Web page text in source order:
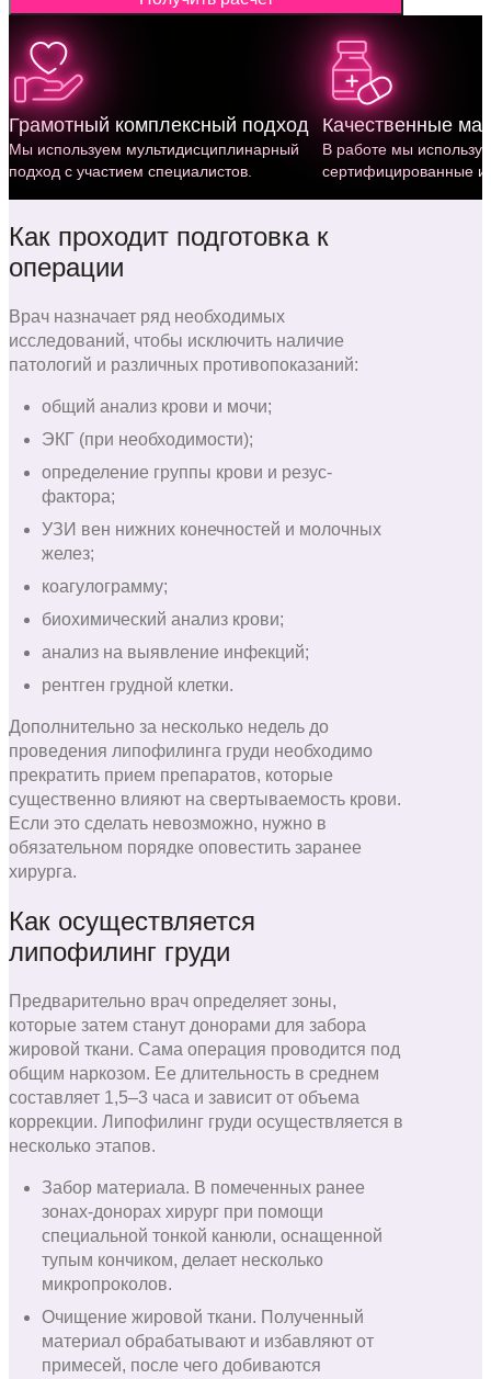
Грамотный комплексный подход
Мы используем мульти­дисциплинарный
подход с участием специалистов.
Качественные
В работе мы
сертифицированные
Как проходит подготовка к
операции
Врач назначает ряд необходимых
исследований, чтобы исключить наличие
патологий и различных противопоказаний:
общий анализ крови и мочи;
ЭКГ (при необходимости);
определение группы крови и резус-
фактора;
УЗИ вен нижних конечностей и молочных
желез;
коагулограмму;
биохимический анализ крови;
анализ на выявление инфекций;
рентген грудной клетки.
Дополнительно за несколько недель до
проведения липофилинга груди необходимо
прекратить прием препаратов, которые
существенно влияют на свертываемость крови.
Если это сделать невозможно, нужно в
обязательном порядке оповестить заранее
хирурга.
Как осуществляется
липофилинг груди
Предварительно врач определяет зоны,
которые затем станут донорами для забора
жировой ткани. Сама операция проводится под
общим наркозом. Ее длительность в среднем
составляет 1,5–3 часа и зависит от объема
коррекции. Липофилинг груди осуществляется в
несколько этапов.
Забор материала. В помеченных ранее
зонах-донорах хирург при помощи
специальной тонкой канюли, оснащенной
тупым кончиком, делает несколько
микропроколов.
Очищение жировой ткани. Полученный
материал обрабатывают и избавляют от
примесей, после чего добиваются